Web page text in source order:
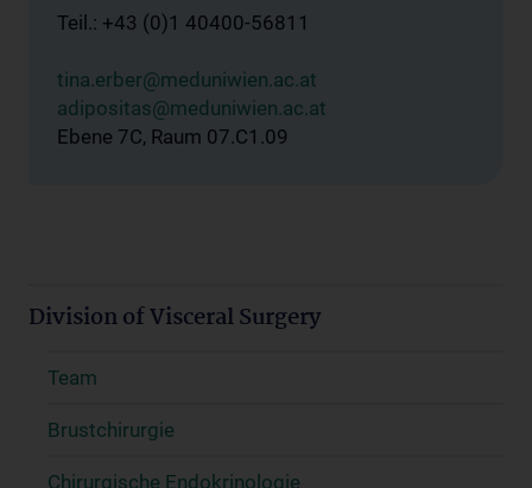
Teil.: +43 (0)1 40400-56811
tina.erber@meduniwien.ac.at
adipositas@meduniwien.ac.at
Ebene 7C, Raum 07.C1.09
Division of Visceral Surgery
Team
Brustchirurgie
Chirurgische Endokrinologie